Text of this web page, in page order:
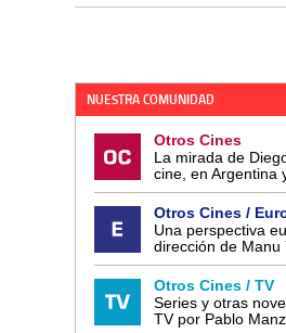
NUESTRA COMUNIDAD
Otros Cines
La mirada de
cine, en Argentina
Otros Cines /
Una perspectiva
dirección de Manu
Otros Cines / TV
Series y otras
TV por Pablo